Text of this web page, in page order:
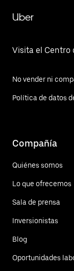
Uber
Visita el Centro
No vender ni
Política de datos
Compañía
Quiénes somos
Lo que ofrecemos
Sala de prensa
Inversionistas
Blog
Oportunidades